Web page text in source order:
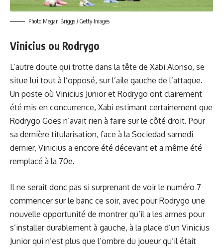
Photo Megan Briggs / Getty Images
Vinicius ou Rodrygo
L’autre doute qui trotte dans la tête de Xabi Alonso, se
situe lui tout à l’opposé, sur l’aile gauche de l’attaque.
Un poste où Vinicius Junior et Rodrygo ont clairement
été mis en concurrence, Xabi estimant certainement que
Rodrygo Goes n’avait rien à faire sur le côté droit. Pour
sa dernière titularisation, face à la Sociedad samedi
dernier, Vinicius a encore été décevant et a même été
remplacé à la 70e.
Il ne serait donc pas si surprenant de voir le numéro 7
commencer sur le banc ce soir, avec pour Rodrygo une
nouvelle opportunité de montrer qu’il a les armes pour
s’installer durablement à gauche, à la place d’un Vinicius
Junior qui n’est plus que l’ombre du joueur qu’il était